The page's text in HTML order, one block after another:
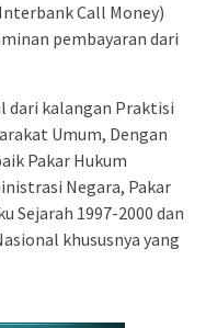
Call Money)
pembayaran dari
dari kalangan Praktisi
Umum, Dengan
Pakar Hukum
Negara, Pakar
Sejarah 1997-2000 dan
khususnya yang